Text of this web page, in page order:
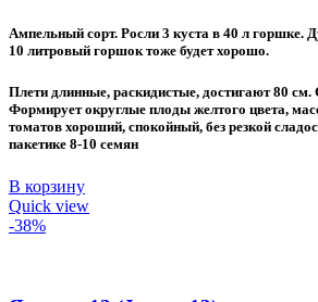
составляла
70 ₽.
50 ₽.
Ампельный сорт. Росли 3 куста в 40 л горшке.
10 литровый горшок тоже будет хорошо.
Плети длинные, раскидистые, достигают 80
Формирует округлые плоды желтого цвета,
томатов хороший, спокойный, без резкой
пакетике 8-10 семян
В корзину
Quick view
-38%